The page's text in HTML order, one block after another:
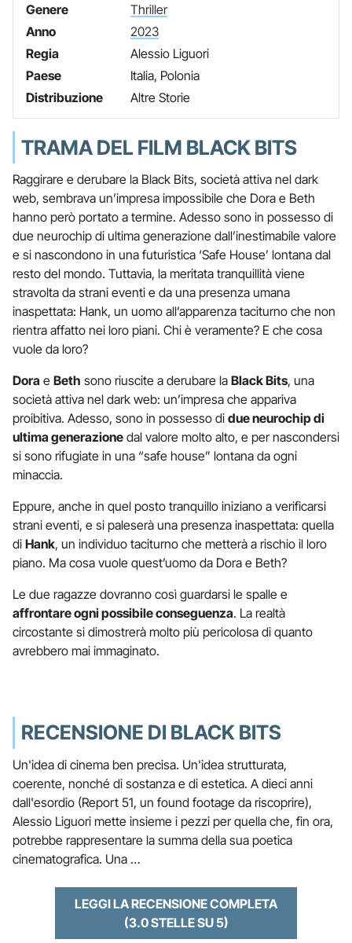
Genere
Thriller
Anno
2023
Regia
Alessio Liguori
Paese
Italia, Polonia
Distribuzione
Altre Storie
TRAMA DEL FILM BLACK BITS
Raggirare e derubare la Black Bits, società attiva nel dark
web, sembrava un’impresa impossibile che Dora e Beth
hanno però portato a termine. Adesso sono in possesso di
due neurochip di ultima generazione dall’inestimabile valore
e si nascondono in una futuristica ‘Safe House’ lontana dal
resto del mondo. Tuttavia, la meritata tranquillità viene
stravolta da strani eventi e da una presenza umana
inaspettata: Hank, un uomo all’apparenza taciturno che non
rientra affatto nei loro piani. Chi è veramente? E che cosa
vuole da loro?
Dora e Beth sono riuscite a derubare la Black Bits, una
società attiva nel dark web: un’impresa che appariva
proibitiva. Adesso, sono in possesso di due neurochip di
ultima generazione dal valore molto alto, e per nascondersi
si sono rifugiate in una “safe house” lontana da ogni
minaccia.
Eppure, anche in quel posto tranquillo iniziano a verificarsi
strani eventi, e si paleserà una presenza inaspettata: quella
di Hank, un individuo taciturno che metterà a rischio il loro
piano. Ma cosa vuole quest’uomo da Dora e Beth?
Le due ragazze dovranno così guardarsi le spalle e
affrontare ogni possibile conseguenza. La realtà
circostante si dimostrerà molto più pericolosa di quanto
avrebbero mai immaginato.
RECENSIONE DI BLACK BITS
Un'idea di cinema ben precisa. Un'idea strutturata,
coerente, nonché di sostanza e di estetica. A dieci anni
dall'esordio (Report 51, un found footage da riscoprire),
Alessio Liguori mette insieme i pezzi per quella che, fin ora,
potrebbe rappresentare la summa della sua poetica
cinematografica. Una …
LEGGI LA RECENSIONE COMPLETA
(3.0 STELLE SU 5)